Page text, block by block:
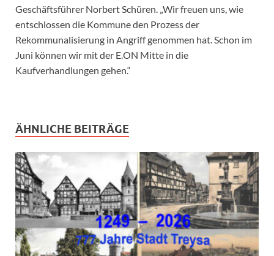
Geschäftsführer Norbert Schüren. „Wir freuen uns, wie
entschlossen die Kommune den Prozess der
Rekommunalisierung in Angriff genommen hat. Schon im
Juni können wir mit der E.ON Mitte in die
Kaufverhandlungen gehen.“
ÄHNLICHE BEITRÄGE